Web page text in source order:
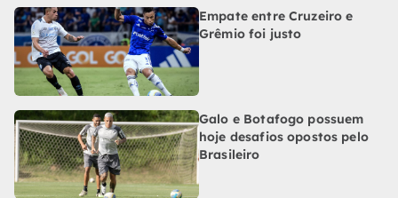
Empate entre Cruzeiro e
Grêmio foi justo
Galo e Botafogo possuem
hoje desafios opostos pelo
Brasileiro